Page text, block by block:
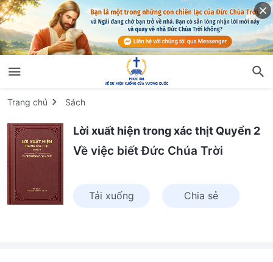
Trang chủ Sách
Lời xuất hiện trong xác thịt Quyển 2
Về việc biết Đức Chúa Trời
Tải xuống Chia sẻ